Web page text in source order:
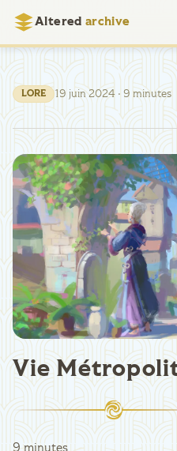
Altered archive
LORE 19 juin 2024 · 9 minutes
Vie